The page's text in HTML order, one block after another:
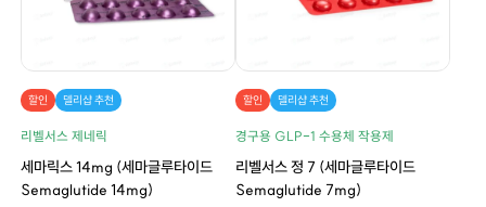
할인 델리샵 추천
리벨서스 제네릭
세마릭스 14mg (세마글루타이드
Semaglutide 14mg)
할인 델리샵 추천
경구용 GLP-1 수용체 작용제
리벨서스 정 7 (세마글루타이드
Semaglutide 7mg)